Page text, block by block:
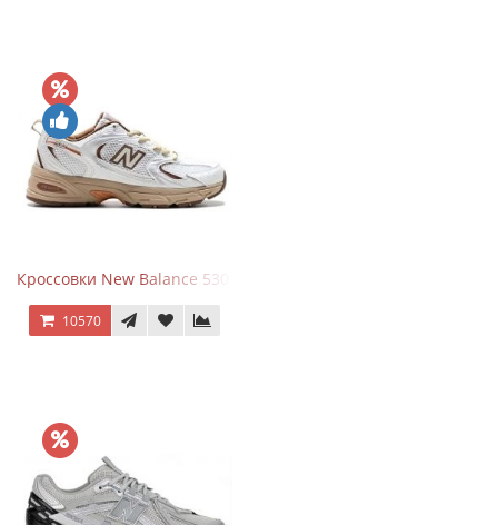
Кроссовки New Balance 530 x Niko and... Off White
10570